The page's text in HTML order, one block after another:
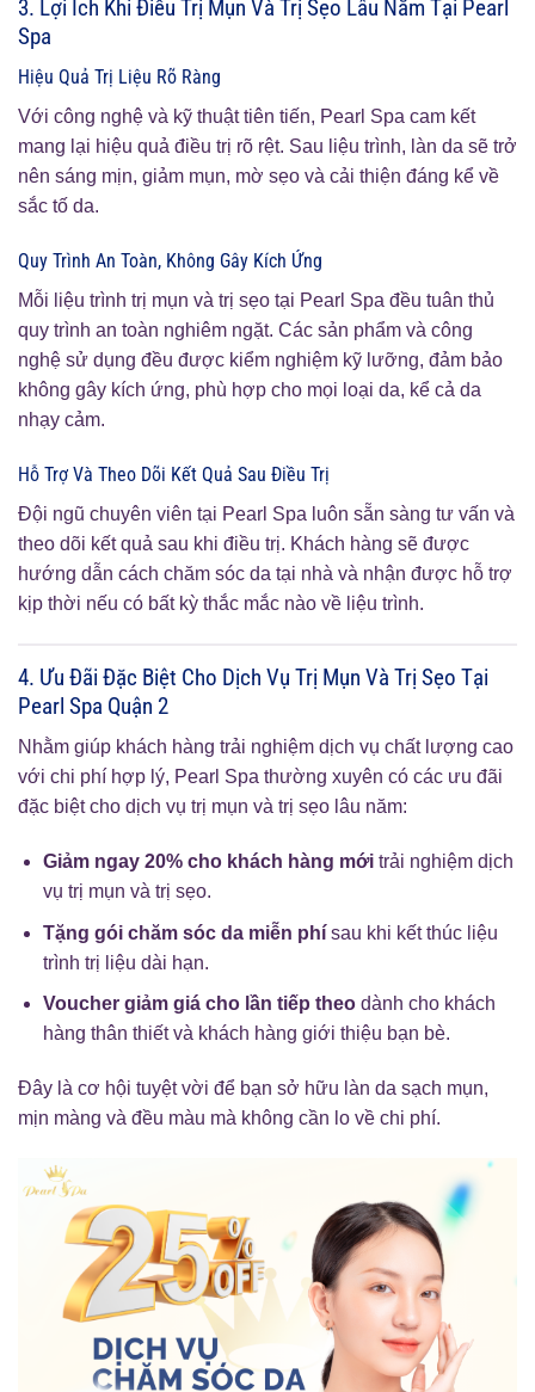
3. Lợi Ích Khi Điều Trị Mụn Và Trị Sẹo Lâu Năm Tại Pearl
Spa
Hiệu Quả Trị Liệu Rõ Ràng
Với công nghệ và kỹ thuật tiên tiến, Pearl Spa cam kết
mang lại hiệu quả điều trị rõ rệt. Sau liệu trình, làn da sẽ trở
nên sáng mịn, giảm mụn, mờ sẹo và cải thiện đáng kể về
sắc tố da.
Quy Trình An Toàn, Không Gây Kích Ứng
Mỗi liệu trình trị mụn và trị sẹo tại Pearl Spa đều tuân thủ
quy trình an toàn nghiêm ngặt. Các sản phẩm và công
nghệ sử dụng đều được kiểm nghiệm kỹ lưỡng, đảm bảo
không gây kích ứng, phù hợp cho mọi loại da, kể cả da
nhạy cảm.
Hỗ Trợ Và Theo Dõi Kết Quả Sau Điều Trị
Đội ngũ chuyên viên tại Pearl Spa luôn sẵn sàng tư vấn và
theo dõi kết quả sau khi điều trị. Khách hàng sẽ được
hướng dẫn cách chăm sóc da tại nhà và nhận được hỗ trợ
kịp thời nếu có bất kỳ thắc mắc nào về liệu trình.
4. Ưu Đãi Đặc Biệt Cho Dịch Vụ Trị Mụn Và Trị Sẹo Tại
Pearl Spa Quận 2
Nhằm giúp khách hàng trải nghiệm dịch vụ chất lượng cao
với chi phí hợp lý, Pearl Spa thường xuyên có các ưu đãi
đặc biệt cho dịch vụ trị mụn và trị sẹo lâu năm:
Giảm ngay 20% cho khách hàng mớitrải nghiệm dịch
vụ trị mụn và trị sẹo.
Tặng gói chăm sóc da miễn phísau khi kết thúc liệu
trình trị liệu dài hạn.
Voucher giảm giá cho lần tiếp theodành cho khách
hàng thân thiết và khách hàng giới thiệu bạn bè.
Đây là cơ hội tuyệt vời để bạn sở hữu làn da sạch mụn,
mịn màng và đều màu mà không cần lo về chi phí.